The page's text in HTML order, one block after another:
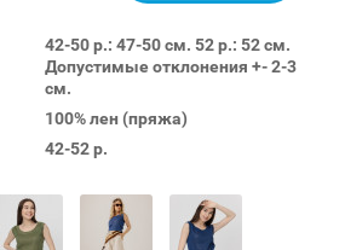
42-50 р.: 47-50 см. 52 р.: 52 см.
Допустимые отклонения +- 2-3
см.
100% лен (пряжа)
42-52 р.